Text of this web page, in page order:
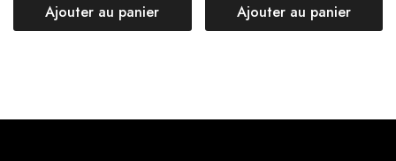
Ajouter au panier Ajouter au panier